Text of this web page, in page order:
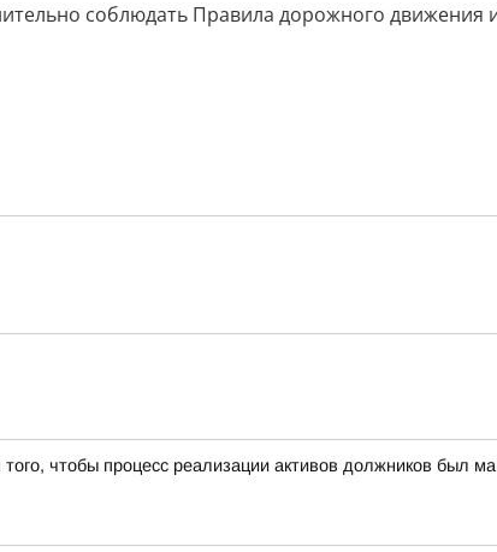
соблюдать Правила дорожного движения
чтобы процесс реализации активов должников был